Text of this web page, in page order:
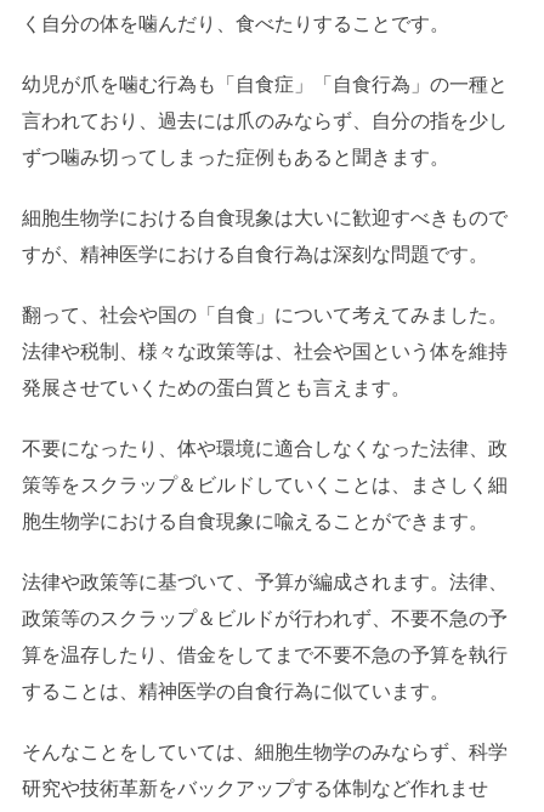
く自分の体を噛んだり、食べたりすることです。
幼児が爪を噛む行為も「自食症」「自食行為」の一種と
言われており、過去には爪のみならず、自分の指を少し
ずつ噛み切ってしまった症例もあると聞きます。
細胞生物学における自食現象は大いに歓迎すべきもので
すが、精神医学における自食行為は深刻な問題です。
翻って、社会や国の「自食」について考えてみました。
法律や税制、様々な政策等は、社会や国という体を維持
発展させていくための蛋白質とも言えます。
不要になったり、体や環境に適合しなくなった法律、政
策等をスクラップ＆ビルドしていくことは、まさしく細
胞生物学における自食現象に喩えることができます。
法律や政策等に基づいて、予算が編成されます。法律、
政策等のスクラップ＆ビルドが行われず、不要不急の予
算を温存したり、借金をしてまで不要不急の予算を執行
することは、精神医学の自食行為に似ています。
そんなことをしていては、細胞生物学のみならず、科学
研究や技術革新をバックアップする体制など作れませ